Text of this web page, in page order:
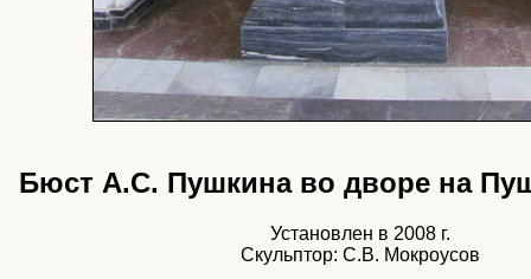
Бюст А.С. Пушкина во дворе на
Установлен в 2008 г.
Скульптор: С.В. Мокроусов